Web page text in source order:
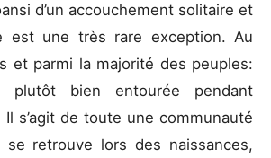
d’un accouchement solitaire et
est une très rare exception. Au
et parmi la majorité des peuples:
bien entourée pendant
Il s’agit de toute une communauté
retrouve lors des naissances,